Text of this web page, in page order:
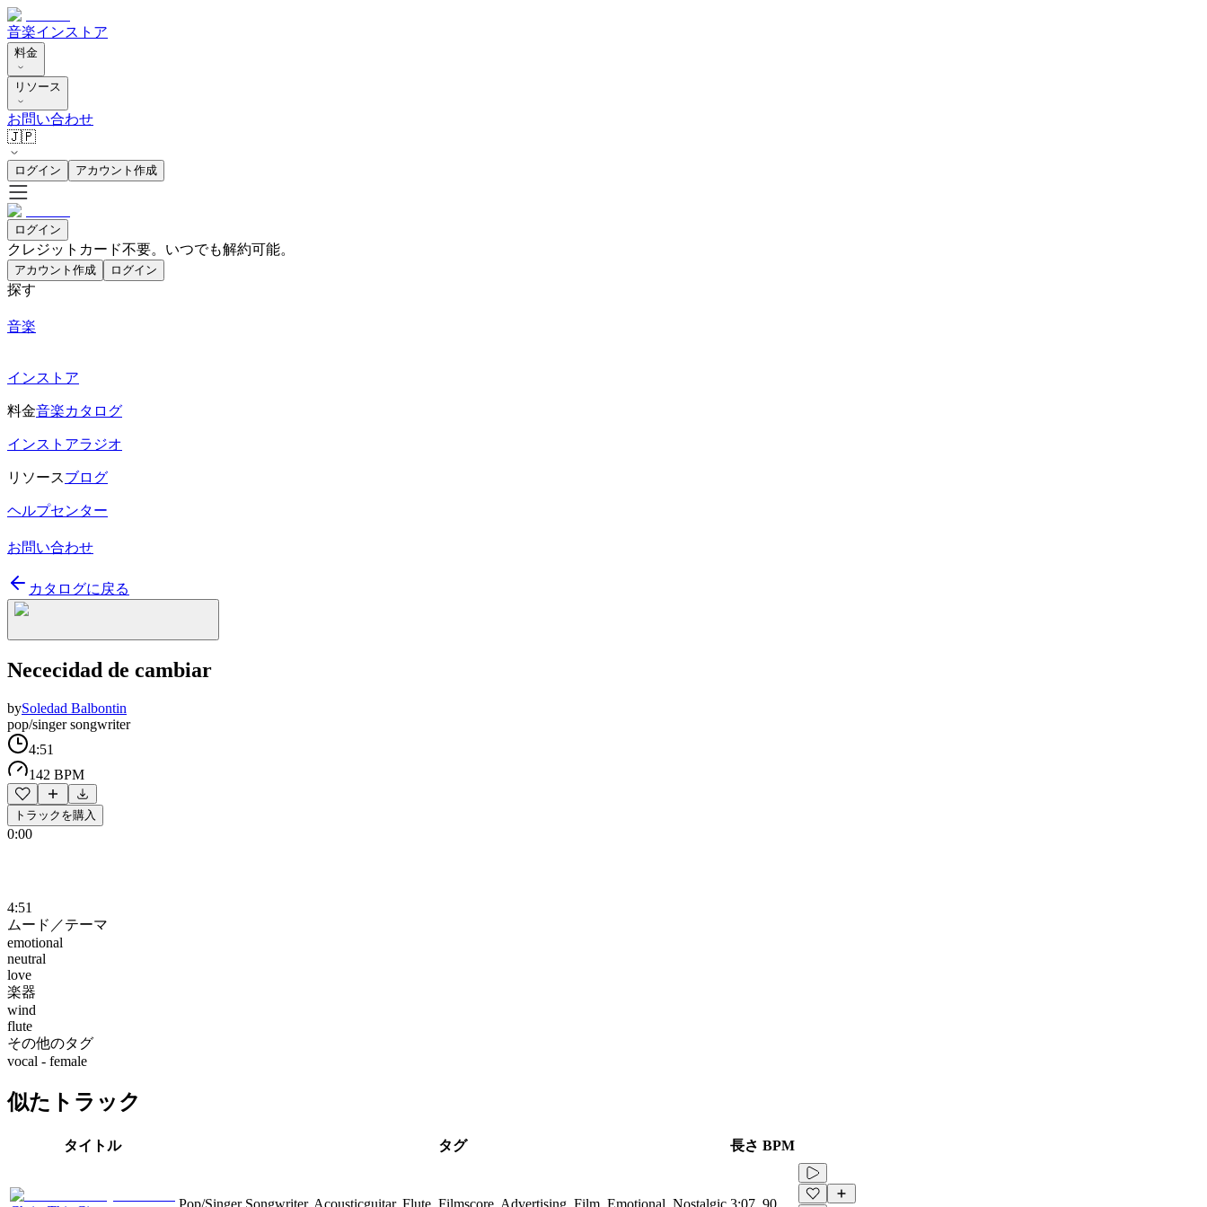
音楽インストア
料金
リソース
お問い合わせ
🇯🇵
ログイン アカウント作成
ログイン
クレジットカード不要。いつでも解約可能。
アカウント作成 ログイン
探す
音楽
インストア
料金音楽カタログ
インストアラジオ
リソースブログ
ヘルプセンター
お問い合わせ
カタログに戻る
Nececidad de cambiar
bySoledad Balbontin
pop/singer songwriter
4:51
142 BPM
トラックを購入
0:00
4:51
ムード／テーマ
emotional
neutral
love
楽器
wind
flute
その他のタグ
vocal - female
似たトラック
タイトル タグ 長さ BPM
Pop/Singer Songwriter, Acousticguitar, Flute, Filmscore, Advertising, Film, Emotional, Nostalgic 3:07 90